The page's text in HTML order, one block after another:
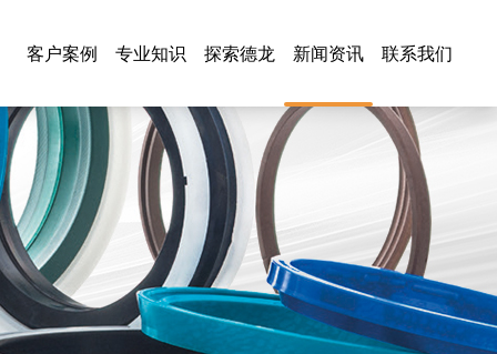
客户案例 专业知识 探索德龙 新闻资讯 联系我们